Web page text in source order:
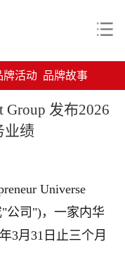
牌活动 品牌故事
Group 发布2026
业绩
Universe
公司")，一家内华
3月31日止三个月